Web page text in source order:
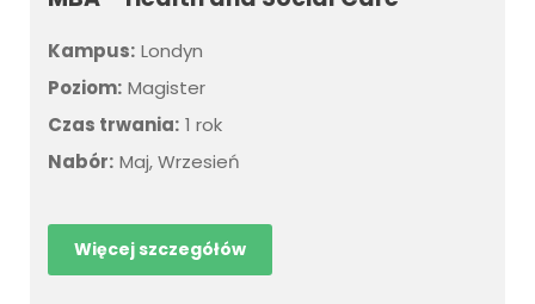
Kampus: Londyn
Poziom: Magister
Czas trwania: 1 rok
Nabór: Maj, Wrzesień
Więcej szczegółów